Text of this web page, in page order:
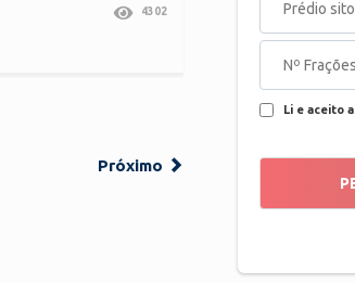
4302
Próximo
Li e aceito a